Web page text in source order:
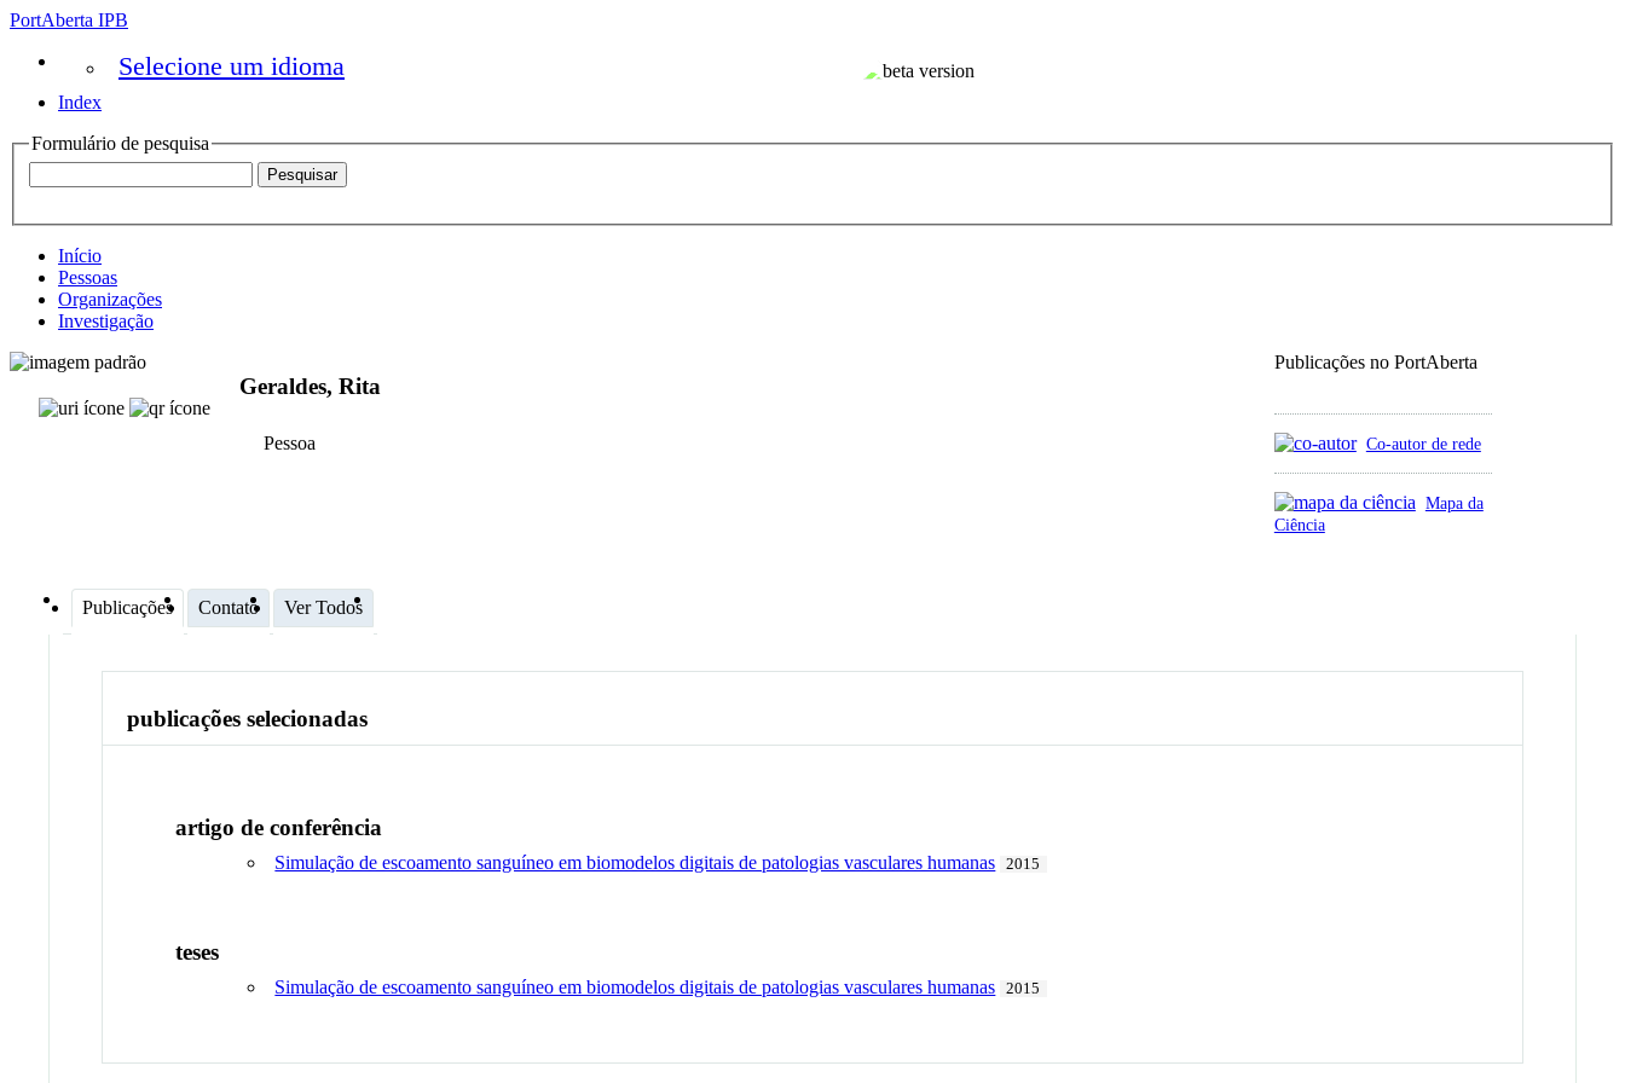
PortAberta IPB
Selecione um idioma
Index
Formulário de pesquisa
Início
Pessoas
Organizações
Investigação
Publicações no PortAberta
Co-autor de rede
Mapa da
Ciência
Geraldes, Rita
Pessoa
Publicações Contato Ver Todos
publicações selecionadas
artigo de conferência
Simulação de escoamento sanguíneo em biomodelos digitais de patologias vasculares humanas 2015
teses
Simulação de escoamento sanguíneo em biomodelos digitais de patologias vasculares humanas 2015